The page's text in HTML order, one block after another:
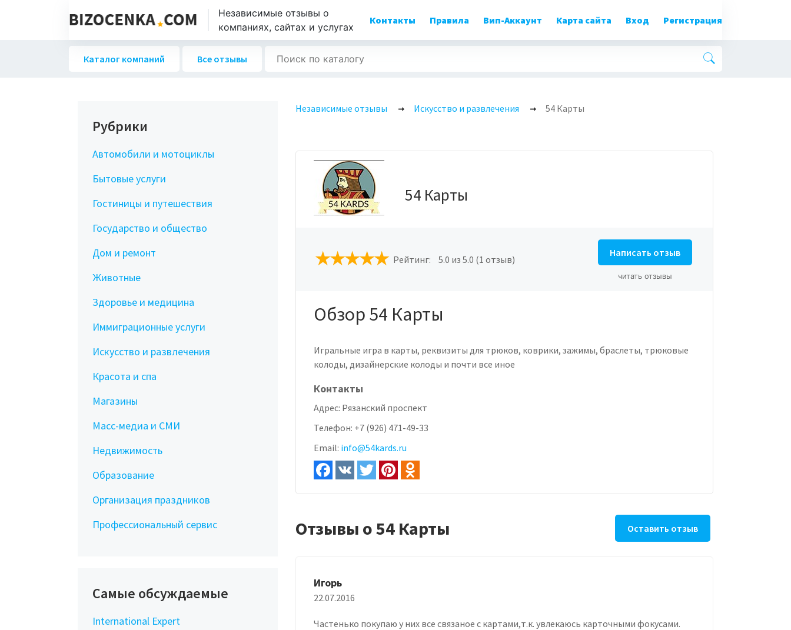
Независимые отзывы о
компаниях, сайтах и услугах
Контакты Правила Вип-Аккаунт Карта сайта Вход Регистрация
Каталог компаний Все отзывы
Независимые отзывы Искусство и развлечения 54 Карты
54 Карты
Рейтинг: 5.0 из 5.0 (1 отзыв)
Написать отзыв
читать отзывы
Обзор 54 Карты
Игральные игра в карты, реквизиты для трюков, коврики, зажимы, браслеты, трюковые
колоды, дизайнерские колоды и почти все иное
Контакты
Адрес: Рязанский проспект
Телефон: +7 (926) 471-49-33
Email: info@54kards.ru
Отзывы о 54 Карты Оставить отзыв
Игорь
22.07.2016
Частенько покупаю у них все связаное с картами,т.к. увлекаюсь карточными фокусами.
Рубрики
Автомобили и мотоциклы
Бытовые услуги
Гостиницы и путешествия
Государство и общество
Дом и ремонт
Животные
Здоровье и медицина
Иммиграционные услуги
Искусство и развлечения
Красота и спа
Магазины
Масс-медиа и СМИ
Недвижимость
Образование
Организация праздников
Профессиональный сервис
Самые обсуждаемые
International Expert